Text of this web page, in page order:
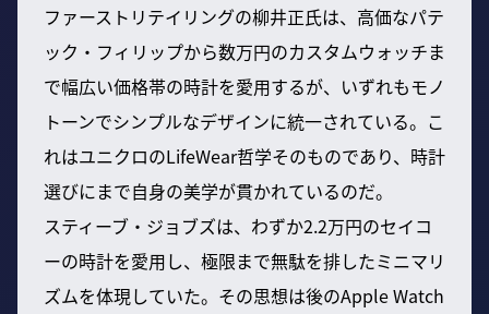
ファーストリテイリングの柳井正氏は、高価なパテ
ック・フィリップから数万円のカスタムウォッチま
で幅広い価格帯の時計を愛用するが、いずれもモノ
トーンでシンプルなデザインに統一されている。こ
れはユニクロのLifeWear哲学そのものであり、時計
選びにまで自身の美学が貫かれているのだ。
スティーブ・ジョブズは、わずか2.2万円のセイコ
ーの時計を愛用し、極限まで無駄を排したミニマリ
ズムを体現していた。その思想は後のApple Watch